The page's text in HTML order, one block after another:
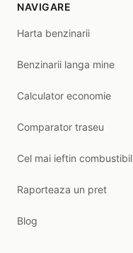
NAVIGARE
Harta benzinarii
Benzinarii langa mine
Calculator economie
Comparator traseu
Cel mai ieftin combustibil
Raporteaza un pret
Blog